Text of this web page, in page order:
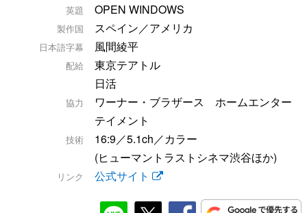
英題 OPEN WINDOWS
製作国 スペイン／アメリカ
日本語字幕 風間綾平
配給
東京テアトル
日活
協力
ワーナー・ブラザース ホームエンター
テイメント
技術
16:9／5.1ch／カラー
(ヒューマントラストシネマ渋谷ほか)
リンク 公式サイト